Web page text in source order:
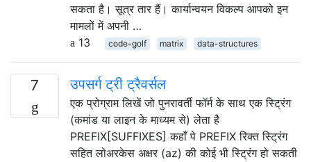
सकता है। सूत्र तार हैं। कार्यान्वयन विकल्प आपको इन
मामलों में अपनी …
13
code-golf matrix data-structures
7 उपसर्ग ट्री ट्रैवर्सल
एक प्रोग्राम लिखें जो पुनरावर्ती फॉर्म के साथ एक स्ट्रिंग
(कमांड या लाइन के माध्यम से) लेता है
PREFIX[SUFFIXES] कहाँ पे PREFIX रिक्त स्ट्रिंग
सहित लोअरकेस अक्षर (az) की कोई भी स्ट्रिंग हो सकती